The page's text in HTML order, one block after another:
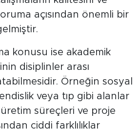
açısından önemli bir
konusu ise akademik
disiplinler arası
Örneğin sosyal
veya tıp gibi alanlar
üretim süreçleri ve proje
ciddi farklılıklar